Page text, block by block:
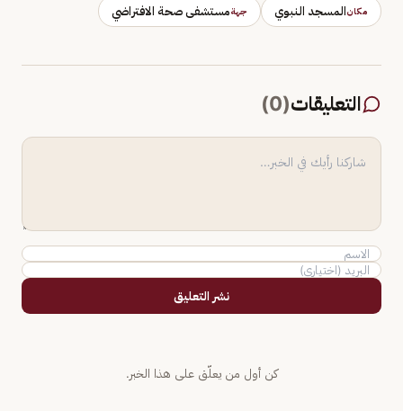
مكانالمسجد النبوي جهةمستشفى صحة الافتراضي
التعليقات(
0
)
نشر التعليق
كن أول من يعلّق على هذا الخبر.